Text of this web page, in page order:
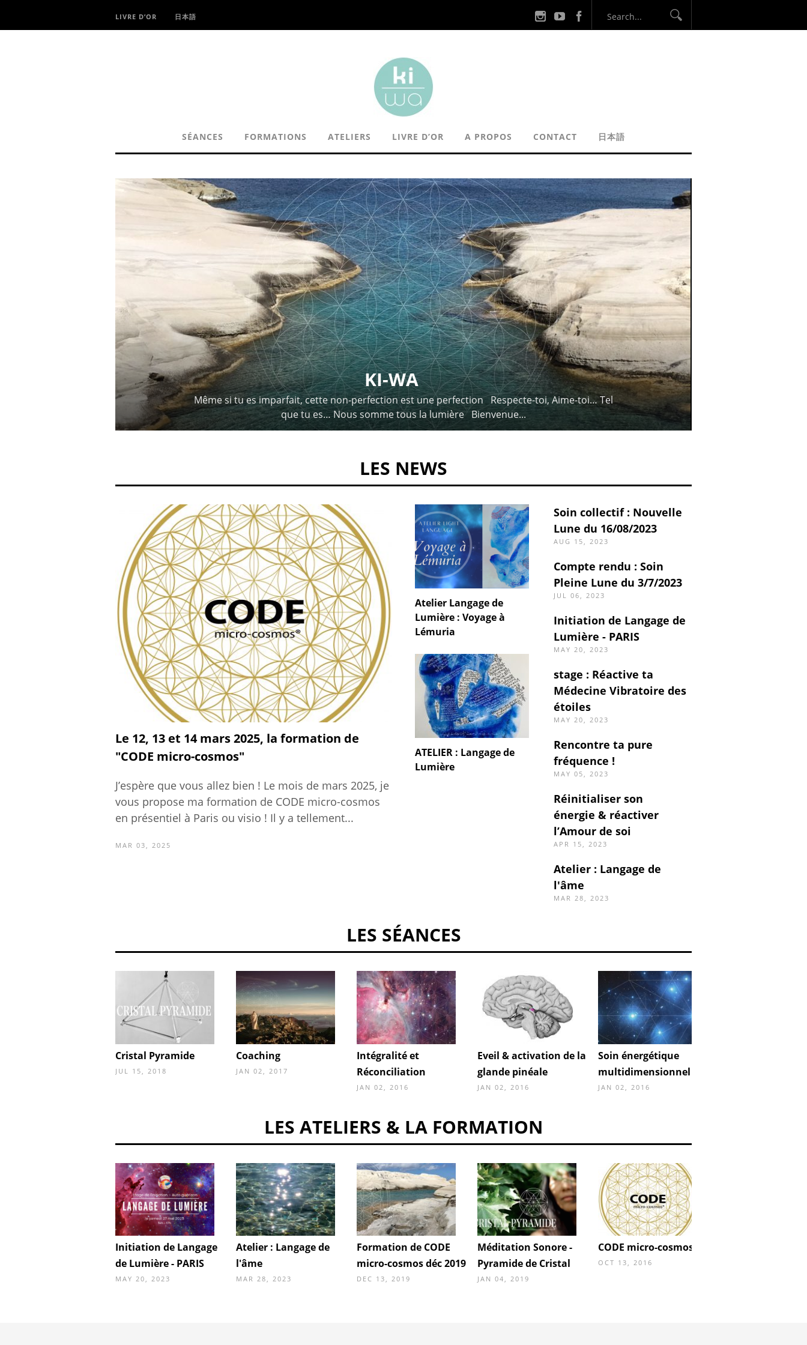
LIVRE D’OR 日本語
SÉANCES FORMATIONS ATELIERS LIVRE D’OR A PROPOS CONTACT 日本語
KI-WA
Même si tu es imparfait, cette non-perfection est une perfection Respecte-toi, Aime-toi… Tel
que tu es… Nous somme tous la lumière Bienvenue...
LES NEWS
Le 12, 13 et 14 mars 2025, la formation de
"CODE micro-cosmos"
J’espère que vous allez bien ! Le mois de mars 2025, je
vous propose ma formation de CODE micro-cosmos
en présentiel à Paris ou visio ! Il y a tellement...
MAR 03, 2025
Atelier Langage de
Lumière : Voyage à
Lémuria
ATELIER : Langage de
Lumière
Soin collectif : Nouvelle
Lune du 16/08/2023
AUG 15, 2023
Compte rendu : Soin
Pleine Lune du 3/7/2023
JUL 06, 2023
Initiation de Langage de
Lumière - PARIS
MAY 20, 2023
stage : Réactive ta
Médecine Vibratoire des
étoiles
MAY 20, 2023
Rencontre ta pure
fréquence !
MAY 05, 2023
Réinitialiser son
énergie & réactiver
l’Amour de soi
APR 15, 2023
Atelier : Langage de
l'âme
MAR 28, 2023
LES SÉANCES
Cristal Pyramide
JUL 15, 2018
Coaching
JAN 02, 2017
Intégralité et
Réconciliation
JAN 02, 2016
Eveil & activation de la
glande pinéale
JAN 02, 2016
Soin énergétique
multidimensionnel
JAN 02, 2016
LES ATELIERS & LA FORMATION
Initiation de Langage
de Lumière - PARIS
MAY 20, 2023
Atelier : Langage de
l'âme
MAR 28, 2023
Formation de CODE
micro-cosmos déc 2019
DEC 13, 2019
Méditation Sonore -
Pyramide de Cristal
JAN 04, 2019
CODE micro-cosmos
OCT 13, 2016